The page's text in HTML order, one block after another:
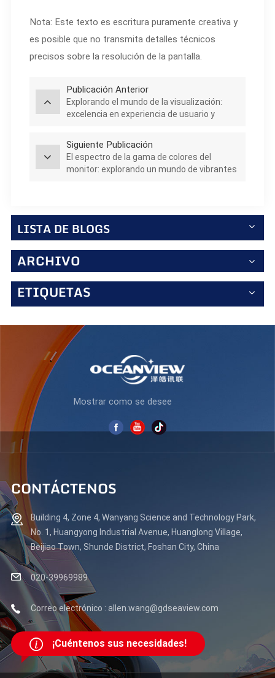
Nota: Este texto es escritura puramente creativa y
es posible que no transmita detalles técnicos
precisos sobre la resolución de la pantalla.
Publicación Anterior
Explorando el mundo de la visualización:
excelencia en experiencia de usuario y
Siguiente Publicación
El espectro de la gama de colores del
monitor: explorando un mundo de vibrantes
LISTA DE BLOGS
ARCHIVO
ETIQUETAS
Mostrar como se desee
CONTÁCTENOS
Building 4, Zone 4, Wanyang Science and Technology Park,
No. 1, Huangyong Industrial Avenue, Huanglong Village,
Beijiao Town, Shunde District, Foshan City, China
020-39969989
Correo electrónico : allen.wang@gdseaview.com
¡Cuéntenos sus necesidades!